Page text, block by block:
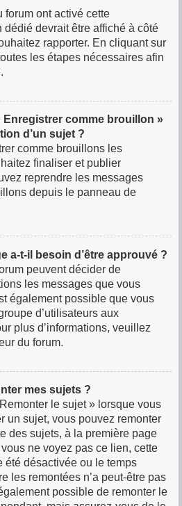
forum ont activé cette
devrait être affiché à côté
rapporter. En cliquant sur
les étapes nécessaires afin
comme brouillon »
d’un sujet ?
comme brouillons les
finaliser et publier
reprendre les messages
depuis le panneau de
a-t-il besoin d’être approuvé ?
peuvent décider de
les messages que vous
également possible que vous
d’utilisateurs aux
plus d’informations, veuillez
du forum.
mes sujets ?
le sujet » lorsque vous
un sujet, vous pouvez remonter
des sujets, à la première page
ne voyez pas ce lien, cette
été désactivée ou le temps
les remontées n’a peut-être pas
possible de remonter le